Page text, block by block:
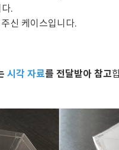
.
신 케이스입니다.
시각 자료를 전달받아 참고